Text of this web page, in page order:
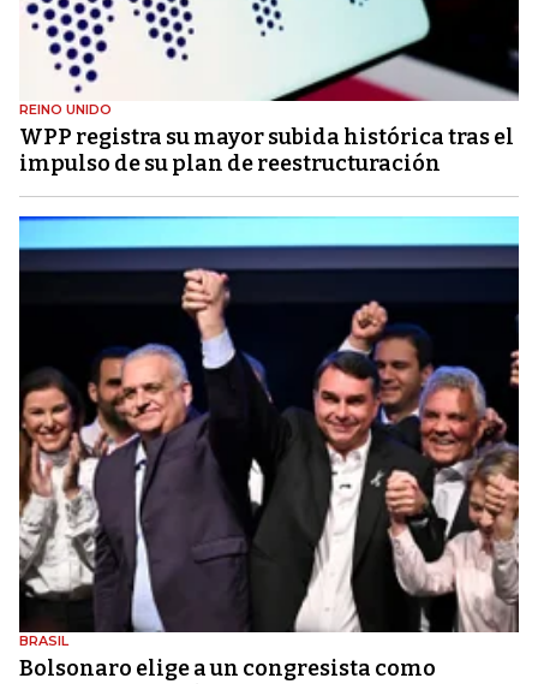
REINO UNIDO
WPP registra su mayor subida histórica tras el
impulso de su plan de reestructuración
BRASIL
Bolsonaro elige a un congresista como